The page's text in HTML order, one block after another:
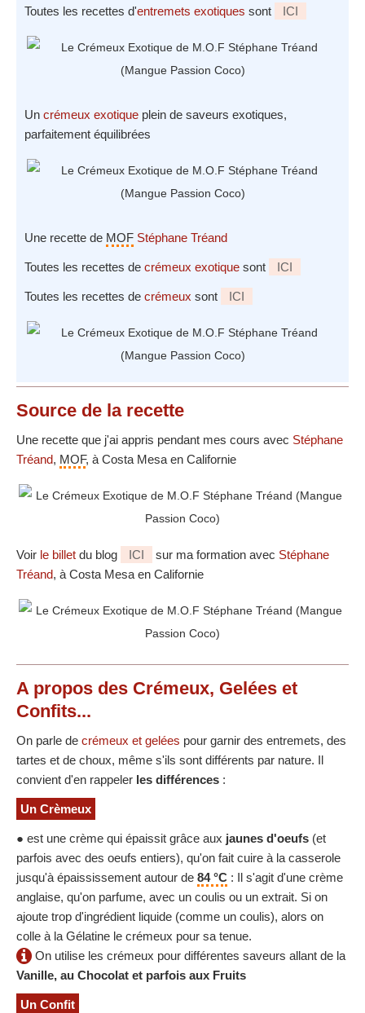
Toutes les recettes d'entremets exotiques sont ICI
Un crémeux exotique plein de saveurs exotiques,
parfaitement équilibrées
Une recette de MOF Stéphane Tréand
Toutes les recettes de crémeux exotique sont ICI
Toutes les recettes de crémeux sont ICI
Source de la recette
Une recette que j'ai appris pendant mes cours avec Stéphane
Tréand, MOF, à Costa Mesa en Californie
Voir le billet du blog ICI sur ma formation avec Stéphane
Tréand, à Costa Mesa en Californie
A propos des Crémeux, Gelées et
Confits...
On parle de crémeux et gelées pour garnir des entremets, des
tartes et de choux, même s'ils sont différents par nature. Il
convient d'en rappeler les différences :
Un Crèmeux
● est une crème qui épaissit grâce aux jaunes d'oeufs (et
parfois avec des oeufs entiers), qu'on fait cuire à la casserole
jusqu'à épaississement autour de 84 °C : Il s'agit d'une crème
anglaise, qu'on parfume, avec un coulis ou un extrait. Si on
ajoute trop d'ingrédient liquide (comme un coulis), alors on
colle à la Gélatine le crémeux pour sa tenue.
On utilise les crémeux pour différentes saveurs allant de la
Vanille, au Chocolat et parfois aux Fruits
Un Confit